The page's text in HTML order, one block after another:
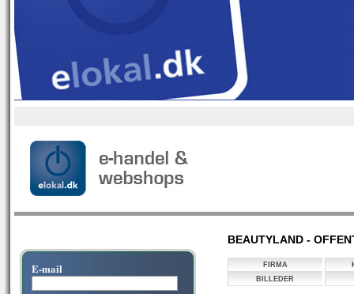
E-mail
BEAUTYLAND -
FIRMA
BILLEDER